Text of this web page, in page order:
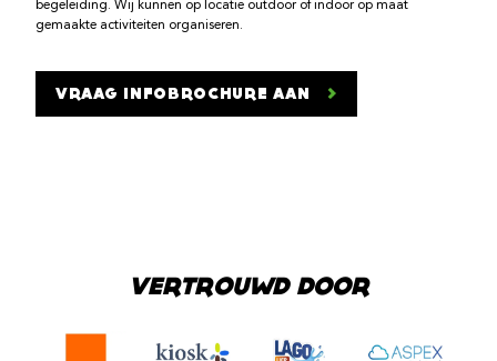
begeleiding. Wij kunnen op locatie outdoor of indoor op maat
gemaakte activiteiten organiseren.
VRAAG INFOBROCHURE AAN
VERTROUWD DOOR